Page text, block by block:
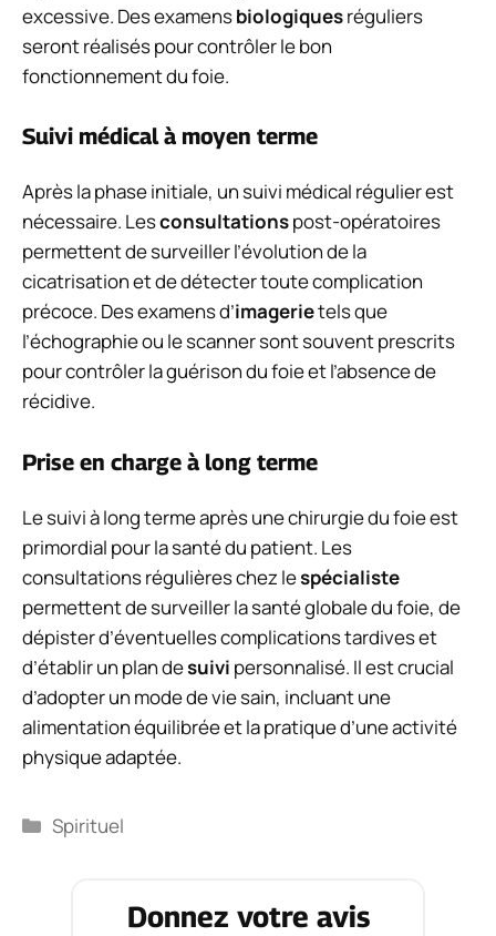
excessive. Des examensbiologiquesréguliers
seront réalisés pour contrôler le bon
fonctionnement du foie.
Suivi médical à moyen terme
Après la phase initiale, un suivi médical régulier est
nécessaire. Lesconsultationspost-opératoires
permettent de surveiller l’évolution de la
cicatrisation et de détecter toute complication
précoce. Des examens d’imagerietels que
l’échographie ou le scanner sont souvent prescrits
pour contrôler la guérison du foie et l’absence de
récidive.
Prise en charge à long terme
Le suivi à long terme après une chirurgie du foie est
primordial pour la santé du patient. Les
consultations régulières chez lespécialiste
permettent de surveiller la santé globale du foie, de
dépister d’éventuelles complications tardives et
d’établir un plan desuivi personnalisé. Il est crucial
d’adopter un mode de vie sain, incluant une
alimentation équilibrée et la pratique d’une activité
physique adaptée.
Catégories
Spirituel
Donnez votre avis